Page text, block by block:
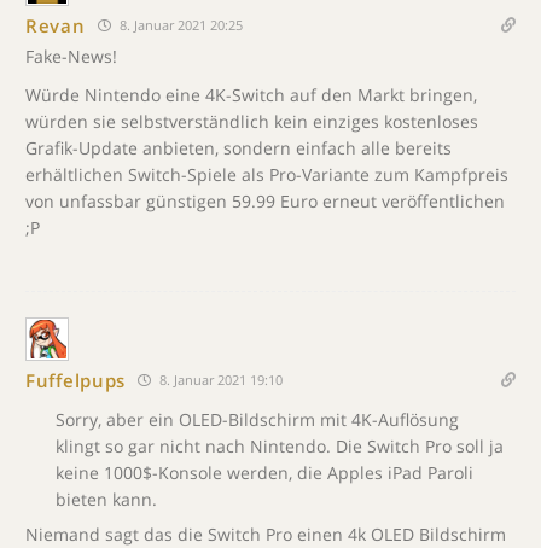
Revan 8. Januar 2021 20:25
Fake-News!
Würde Nintendo eine 4K-Switch auf den Markt bringen,
würden sie selbstverständlich kein einziges kostenloses
Grafik-Update anbieten, sondern einfach alle bereits
erhältlichen Switch-Spiele als Pro-Variante zum Kampfpreis
von unfassbar günstigen 59.99 Euro erneut veröffentlichen
;P
Fuffelpups 8. Januar 2021 19:10
Sorry, aber ein OLED-Bildschirm mit 4K-Auflösung
klingt so gar nicht nach Nintendo. Die Switch Pro soll ja
keine 1000$-Konsole werden, die Apples iPad Paroli
bieten kann.
Niemand sagt das die Switch Pro einen 4k OLED Bildschirm